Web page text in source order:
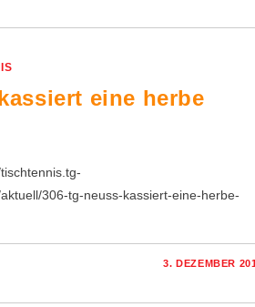
eine herbe
306-tg-neuss-kassiert-eine-herbe-
3. DEZEMBER